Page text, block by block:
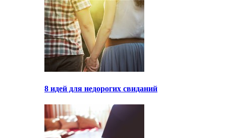
8 идей для недорогих свиданий